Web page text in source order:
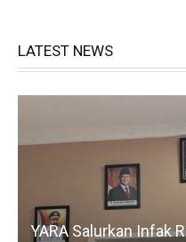
LATEST NEWS
YARA Salurkan Infak